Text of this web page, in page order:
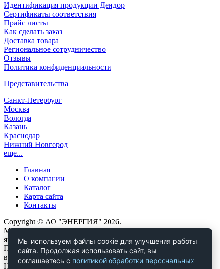
Мы используем файлы cookie для улучшения работы
сайта. Продолжая использовать сайт, вы
соглашаетесь с политикой обработки персональных
Идентификация продукции Дендор
Сертификаты соответствия
Прайс-листы
Как сделать заказ
Доставка товара
Региональное сотрудничество
Отзывы
Политика конфиденциальности
Представительства
Санкт-Петербург
Москва
Вологда
Казань
Краснодар
Нижний Новгород
еще...
Главная
О компании
Каталог
Карта сайта
Контакты
Copyright © АО "ЭНЕРГИЯ" 2026.
Материалы, опубликованные на сайте www.dendor.ru,
являются объектами авторских и исключительных прав.
Полное или частичное копирование любых материалов сайта
возможно только при наличии ссылки на источник.
Нарушение авторских и исключительных прав влечет за